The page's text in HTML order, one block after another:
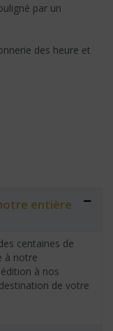
par un
des heure et
entière
centaines de
à notre
à nos
de votre